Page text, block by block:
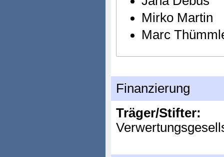
Mirko Martin
Marc
Finanzierung
Träger/Stifter: